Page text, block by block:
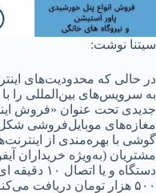
سیتنا نوشت:
در حالی که محدودیت‌های
به سرویس‌های بین‌المللی را
جدیدی تحت عنوان «فروش
مغازه‌های موبایل‌فروشی
گوشی با بهره‌مندی از
مشتریان (به‌ویژه خریداران
دستگاه و یا
۵۰۰ هزار تومان دریافت می‌کنند.